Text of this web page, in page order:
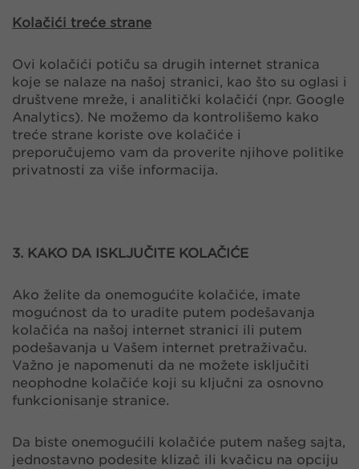
Kolačići treće strane
Ovi kolačići potiču sa drugih internet stranica
koje se nalaze na našoj stranici, kao što su oglasi i
društvene mreže, i analitički kolačići (npr. Google
Analytics). Ne možemo da kontrolišemo kako
treće strane koriste ove kolačiće i
preporučujemo vam da proverite njihove politike
privatnosti za više informacija.
3. KAKO DA ISKLJUČITE KOLAČIĆE
Ako želite da onemogućite kolačiće, imate
mogućnost da to uradite putem podešavanja
kolačića na našoj internet stranici ili putem
podešavanja u Vašem internet pretraživaču.
Važno je napomenuti da ne možete isključiti
neophodne kolačiće koji su ključni za osnovno
funkcionisanje stranice.
Da biste onemogućili kolačiće putem našeg sajta,
jednostavno podesite klizač ili kvačicu na opciju